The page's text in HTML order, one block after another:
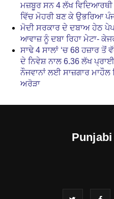
ਮਜ਼ਬੂਰ ਸਨ 4 ਲੱਖ
ਵਿੱਚ ਮੋਹਰੀ ਬਣ ਕੇ ਉਭਰਿਆ
ਮੋਦੀ ਸਰਕਾਰ ਦੇ ਦਬਾਅ ਹੇਠ
ਆਵਾਜ਼ ਨੂੰ ਦਬਾ ਰਿਹਾ ਮੇਟਾ-
ਸਾਢੇ 4 ਸਾਲਾਂ ‘ਚ 68 ਹਜ਼ਾਰ
ਦੇ ਨਿਵੇਸ਼ ਨਾਲ 6.36 ਲੱਖ
ਨੌਜਵਾਨਾਂ ਲਈ ਸਾਜ਼ਗਾਰ
ਅਰੋੜਾ